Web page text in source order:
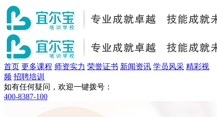
首页 更多课程 师资实力 荣誉证书 新闻资讯 学员风采 精彩视
频 招聘培训
如有任何疑问，欢迎一键拨号：
400-8387-100